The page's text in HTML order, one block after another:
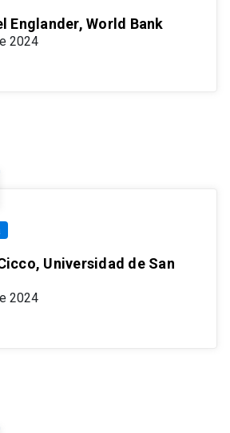
Englander, World Bank
2024
Universidad de San
2024